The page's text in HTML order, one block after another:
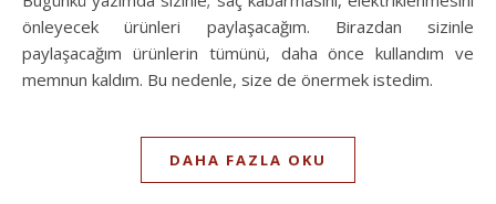
önleyecek ürünleri paylaşacağım. Birazdan sizinle
paylaşacağım ürünlerin tümünü, daha önce kullandım ve
memnun kaldım. Bu nedenle, size de önermek istedim.
DAHA FAZLA OKU